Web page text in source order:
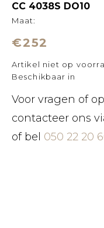
CC 4038S DO10
Maat:
€252
Artikel niet op
Beschikbaar in
Voor vragen of
contacteer ons
of bel 050 22 20